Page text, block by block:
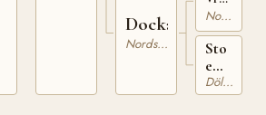
Docka
Nordsvensk Brukshäst
h.r.
172b
Nordsvensk Brukshäst
Sto
e
Sleipner
N
Dölehäst